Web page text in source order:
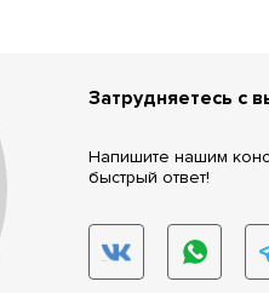
Затрудняетесь с
Напишите нашим
быстрый ответ!